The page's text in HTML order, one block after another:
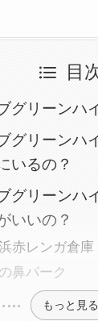
目
グリーンハ
グリーンハ
いるの？
グリーンハ
いいの？
赤レンガ倉庫
鼻パーク
もっと見る